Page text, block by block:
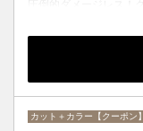
い処方のイノアオイル
カット＋カラー【クーポン】